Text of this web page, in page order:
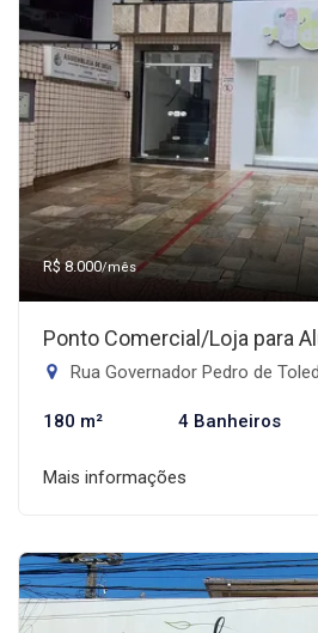
R$ 8.000/mês
Ponto Comercial/Loja para
Rua Governador Pedro de Toledo
180 m² 4 Banheiros
Mais informações